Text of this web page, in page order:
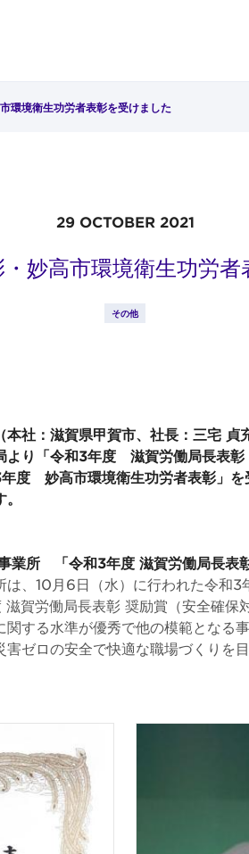
環境衛生功労者表彰を受けました
29 OCTOBER 2021
妙高市環境衛生功労
その他
社：滋賀県甲賀市、社長：三宅 貞
より「令和3年度 滋賀労働局長表彰
度 妙高市環境衛生功労者表彰」を
業所 「令和3年度 滋賀労働局長表
、10月6日（水）に行われた令和3
賀労働局長表彰 奨励賞（安全確保
する水準が優秀で他の模範となる
ゼロの安全で快適な職場づくりを目